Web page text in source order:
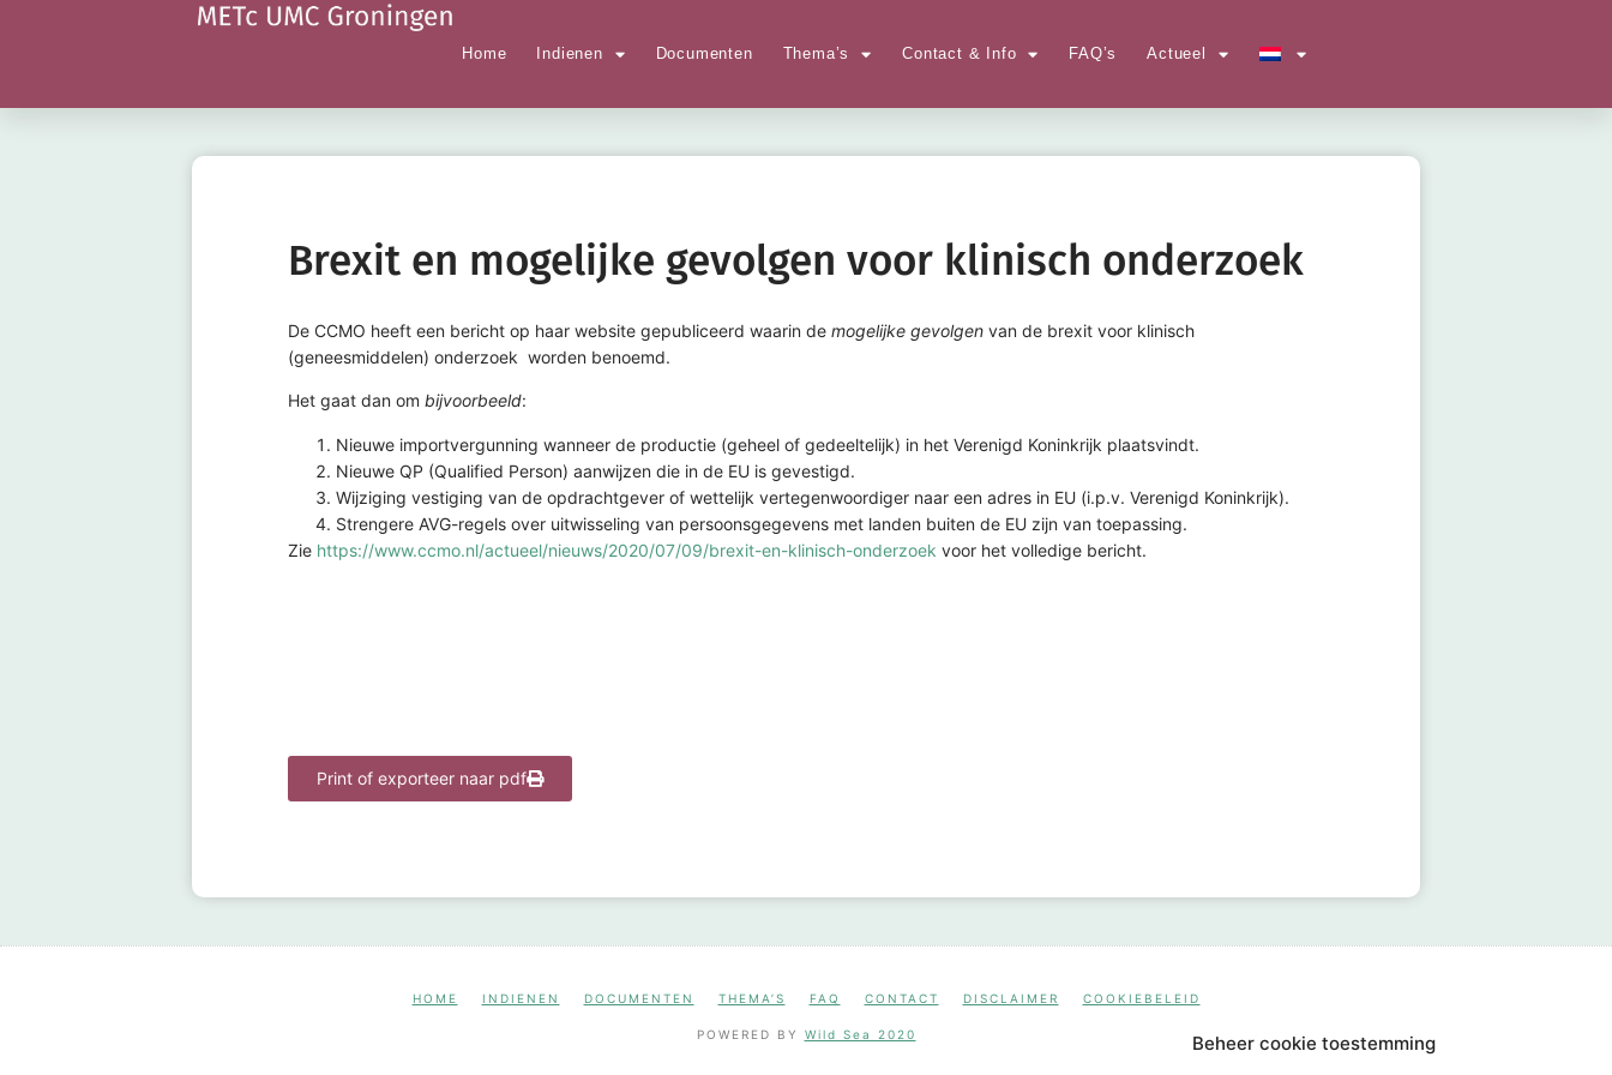
Beheer cookie toestemming
Home Indienen Documenten Thema’s Contact & Info FAQ’s Actueel
Brexit en mogelijke gevolgen voor klinisch onderzoek
De CCMO heeft een bericht op haar website gepubliceerd waarin de mogelijke gevolgen van de brexit voor klinisch
(geneesmiddelen) onderzoek worden benoemd.
Het gaat dan om bijvoorbeeld:
Nieuwe importvergunning wanneer de productie (geheel of gedeeltelijk) in het Verenigd Koninkrijk plaatsvindt.
Nieuwe QP (Qualified Person) aanwijzen die in de EU is gevestigd.
Wijziging vestiging van de opdrachtgever of wettelijk vertegenwoordiger naar een adres in EU (i.p.v. Verenigd Koninkrijk).
Strengere AVG-regels over uitwisseling van persoonsgegevens met landen buiten de EU zijn van toepassing.
Zie https://www.ccmo.nl/actueel/nieuws/2020/07/09/brexit-en-klinisch-onderzoek voor het volledige bericht.
Print of exporteer naar pdf
HOME INDIENEN DOCUMENTEN THEMA’S FAQ CONTACT DISCLAIMER COOKIEBELEID
POWERED BY Wild Sea 2020